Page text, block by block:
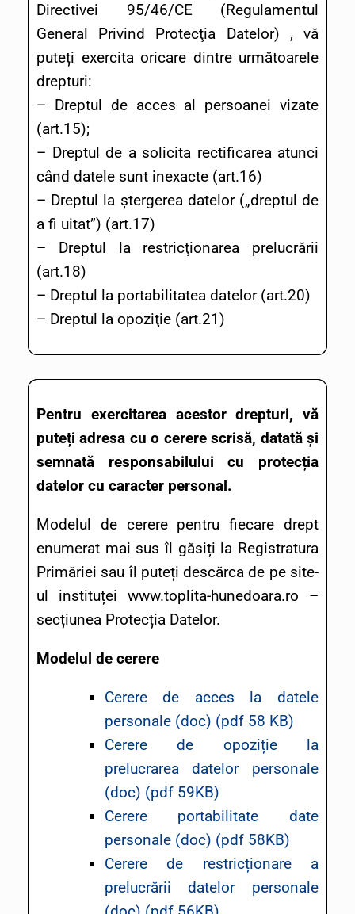
Directivei 95/46/CE (Regulamentul
General Privind Protecţia Datelor) , vă
puteți exercita oricare dintre următoarele
drepturi:
– Dreptul de acces al persoanei vizate
(art.15);
– Dreptul de a solicita rectificarea atunci
când datele sunt inexacte (art.16)
– Dreptul la ştergerea datelor („dreptul de
a fi uitat”) (art.17)
– Dreptul la restricţionarea prelucrării
(art.18)
– Dreptul la portabilitatea datelor (art.20)
– Dreptul la opoziţie (art.21)
Pentru exercitarea acestor drepturi, vă
puteți adresa cu o cerere scrisă, datată și
semnată responsabilului cu protecția
datelor cu caracter personal.
Modelul de cerere pentru fiecare drept
enumerat mai sus îl găsiți la Registratura
Primăriei sau îl puteți descărca de pe site-
ul instituței www.toplita-hunedoara.ro –
secțiunea Protecția Datelor.
Modelul de cerere
Cerere de acces la datele
personale (doc) (pdf 58 KB)
Cerere de opoziție la
prelucrarea datelor personale
(doc) (pdf 59KB)
Cerere portabilitate date
personale (doc) (pdf 58KB)
Cerere de restricționare a
prelucrării datelor personale